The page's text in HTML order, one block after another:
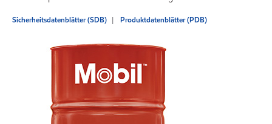
Sicherheitsdatenblätter (SDB) Produktdatenblätter (PDB)